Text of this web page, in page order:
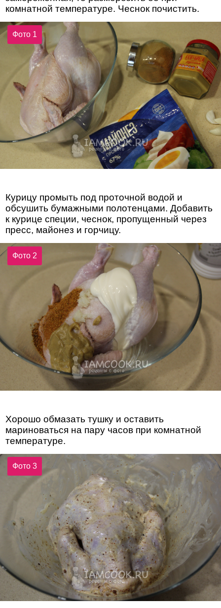
комнатной температуре. Чеснок почистить.
Фото 1
Курицу промыть под проточной водой и
обсушить бумажными полотенцами. Добавить
к курице специи, чеснок, пропущенный через
пресс, майонез и горчицу.
Фото 2
Хорошо обмазать тушку и оставить
мариноваться на пару часов при комнатной
температуре.
Фото 3